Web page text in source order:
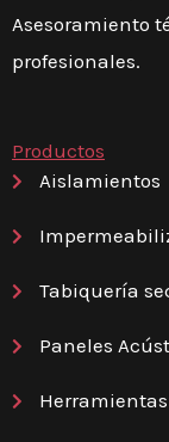
Asesoramiento
profesionales.
Productos
Aislamientos
Tabiquería
Paneles
Herramientas